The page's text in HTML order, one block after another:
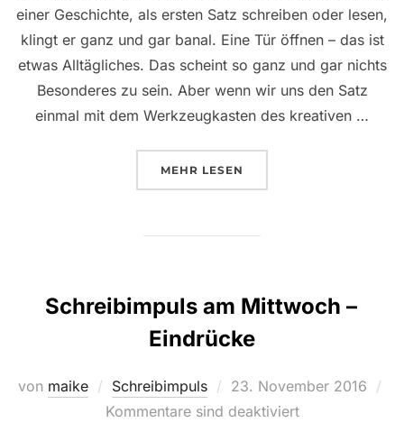
einer Geschichte, als ersten Satz schreiben oder lesen,
klingt er ganz und gar banal. Eine Tür öffnen – das ist
etwas Alltägliches. Das scheint so ganz und gar nichts
Besonderes zu sein. Aber wenn wir uns den Satz
einmal mit dem Werkzeugkasten des kreativen …
MEHR ÜBER „SCHREIBIMPULS AM
LESEN
Schreibimpuls am Mittwoch –
Eindrücke
von maike Schreibimpuls
Veröffentlicht
am
23. November 2016
Kommentare sind deaktiviert